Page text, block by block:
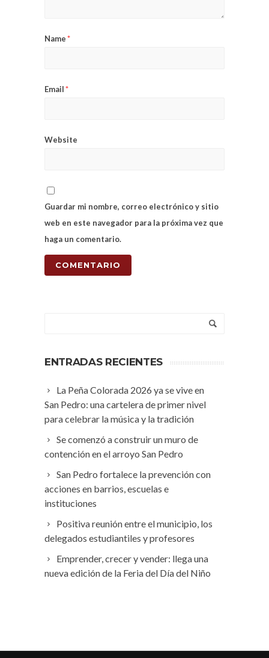
Name*
Email*
Website
Guardar mi nombre, correo electrónico y sitio
web en este navegador para la próxima vez que
haga un comentario.
ENTRADAS RECIENTES
La Peña Colorada 2026 ya se vive en
San Pedro: una cartelera de primer nivel
para celebrar la música y la tradición
Se comenzó a construir un muro de
contención en el arroyo San Pedro
San Pedro fortalece la prevención con
acciones en barrios, escuelas e
instituciones
Positiva reunión entre el municipio, los
delegados estudiantiles y profesores
Emprender, crecer y vender: llega una
nueva edición de la Feria del Día del Niño